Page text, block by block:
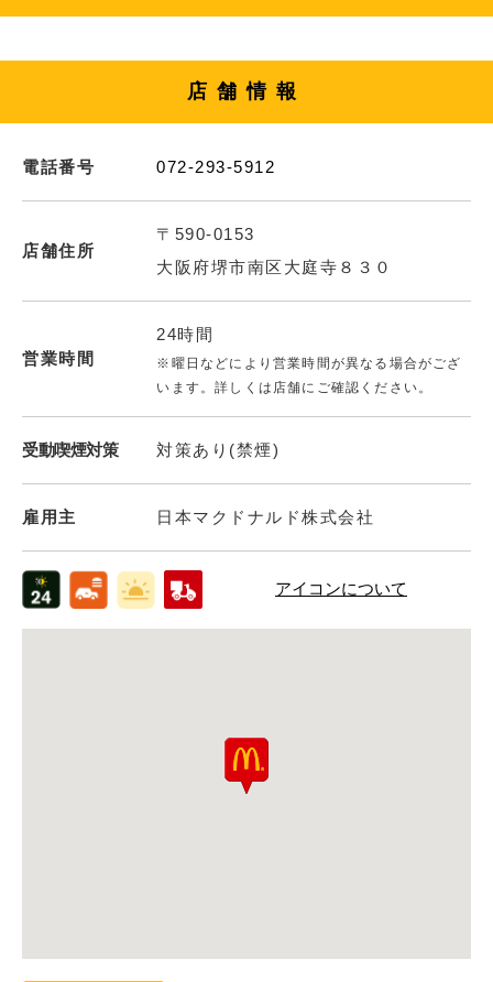
店舗情報
電話番号 072-293-5912
店舗住所
〒590-0153
大阪府堺市南区大庭寺８３０
営業時間
24時間
※曜日などにより営業時間が異なる場合がござ
います。詳しくは店舗にご確認ください。
受動喫煙対策 対策あり(禁煙)
雇用主 日本マクドナルド株式会社
アイコンについて